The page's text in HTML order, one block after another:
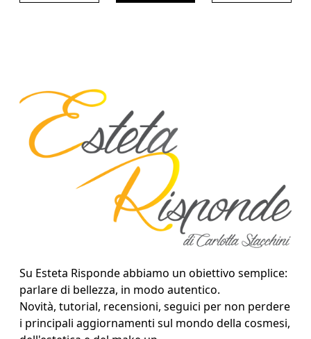
Su Esteta Risponde abbiamo un obiettivo semplice:
parlare di bellezza, in modo autentico.
Novità, tutorial, recensioni, seguici per non perdere
i principali aggiornamenti sul mondo della cosmesi,